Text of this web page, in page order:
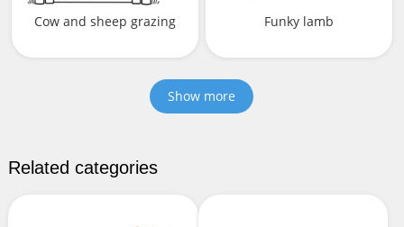
Cow and sheep grazing Funky lamb
Show more
Related categories